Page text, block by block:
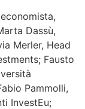
Dassù,
Merler, Head
Fausto
Pammolli,
InvestEu;